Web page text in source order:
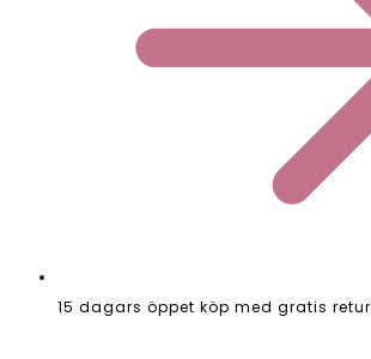
15 dagars öppet köp med gratis retur